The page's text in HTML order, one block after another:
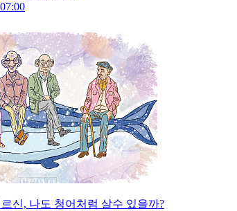
신, 나도 청어처럼 살수 있을까?